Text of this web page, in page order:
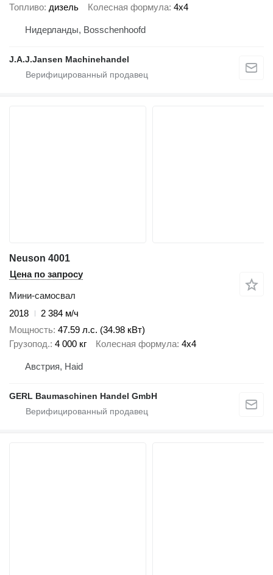
Топливо дизель Колесная формула 4x4
Нидерланды, Bosschenhoofd
J.A.J.Jansen Machinehandel
Neuson 4001
Цена по запросу
Мини-самосвал
2018
2 384 м/ч
Мощность 47.59 л.с. (34.98 кВт)
Грузопод. 4 000 кг Колесная формула 4x4
Австрия, Haid
GERL Baumaschinen Handel GmbH